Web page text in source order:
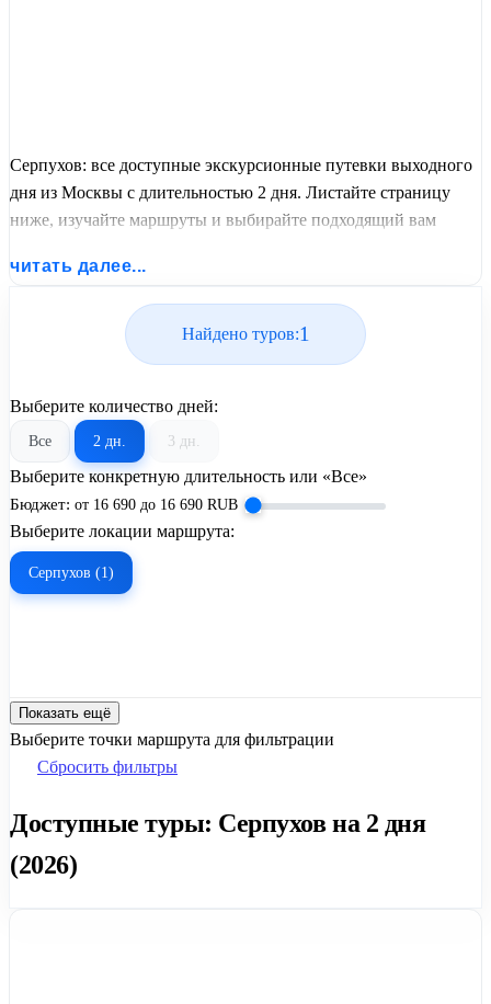
Серпухов: все доступные экскурсионные путевки выходного
дня из Москвы с длительностью 2 дня. Листайте страницу
ниже, изучайте маршруты и выбирайте подходящий вам
United Travel Systems.
читать далее...
Найдено туров:1
Выберите количество дней:
Все 2 дн. 3 дн.
Выберите конкретную длительность или «Все»
Бюджет: от 16 690 до 16 690 RUB
Выберите локации маршрута:
Серпухов (1)
Показать ещё
Выберите точки маршрута для фильтрации
Сбросить фильтры
Доступные туры: Серпухов на 2 дня
(2026)